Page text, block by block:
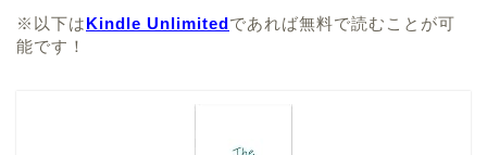
※以下はKindle Unlimitedであれば無料で読むことが可
能です！